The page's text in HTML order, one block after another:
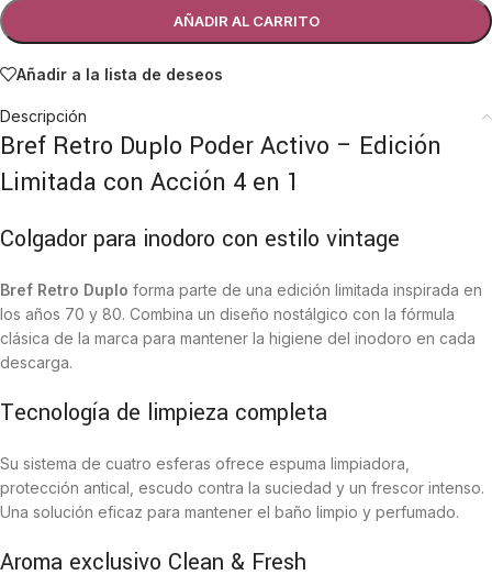
AÑADIR AL CARRITO
Añadir a la lista de deseos
Descripción
Bref Retro Duplo Poder Activo – Edición
Limitada con Acción 4 en 1
Colgador para inodoro con estilo vintage
Bref Retro Duplo forma parte de una edición limitada inspirada en
los años 70 y 80. Combina un diseño nostálgico con la fórmula
clásica de la marca para mantener la higiene del inodoro en cada
descarga.
Tecnología de limpieza completa
Su sistema de cuatro esferas ofrece espuma limpiadora,
protección antical, escudo contra la suciedad y un frescor intenso.
Una solución eficaz para mantener el baño limpio y perfumado.
Aroma exclusivo Clean & Fresh